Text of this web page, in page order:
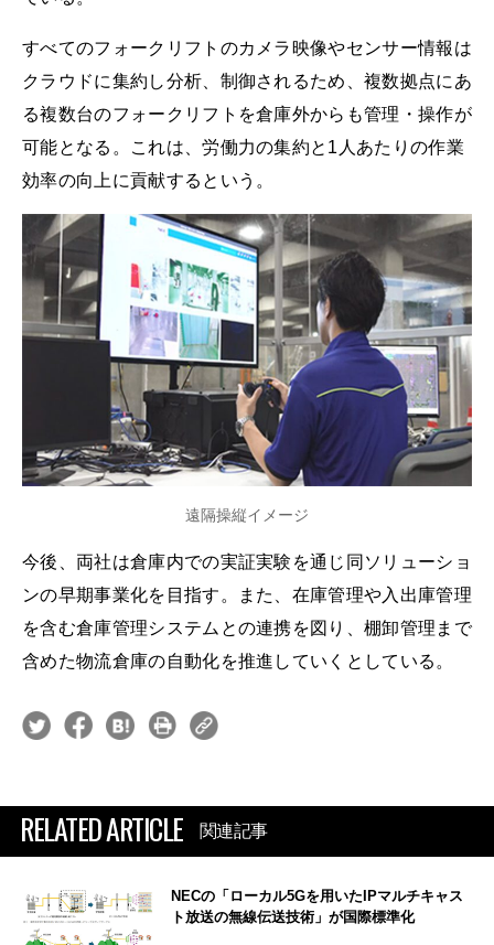
すべてのフォークリフトのカメラ映像やセンサー情報は
クラウドに集約し分析、制御されるため、複数拠点にあ
る複数台のフォークリフトを倉庫外からも管理・操作が
可能となる。これは、労働力の集約と1人あたりの作業
効率の向上に貢献するという。
遠隔操縦イメージ
今後、両社は倉庫内での実証実験を通じ同ソリューショ
ンの早期事業化を目指す。また、在庫管理や入出庫管理
を含む倉庫管理システムとの連携を図り、棚卸管理まで
含めた物流倉庫の自動化を推進していくとしている。
RELATED ARTICLE 関連記事
NECの「ローカル5Gを用いたIPマルチキャス
ト放送の無線伝送技術」が国際標準化